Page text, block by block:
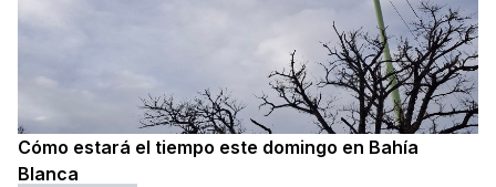
Cómo estará el tiempo este domingo en Bahía
Blanca